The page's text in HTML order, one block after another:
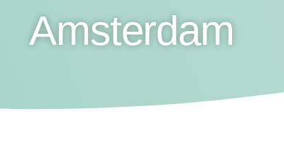
Amsterdam